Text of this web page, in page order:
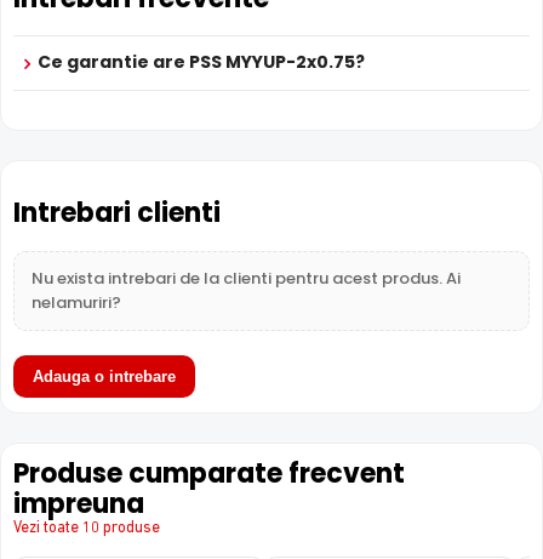
Ce garantie are PSS MYYUP-2x0.75?
Intrebari clienti
Nu exista intrebari de la clienti pentru acest produs. Ai
nelamuriri?
Adauga o intrebare
Produse cumparate frecvent
impreuna
Vezi toate 10 produse